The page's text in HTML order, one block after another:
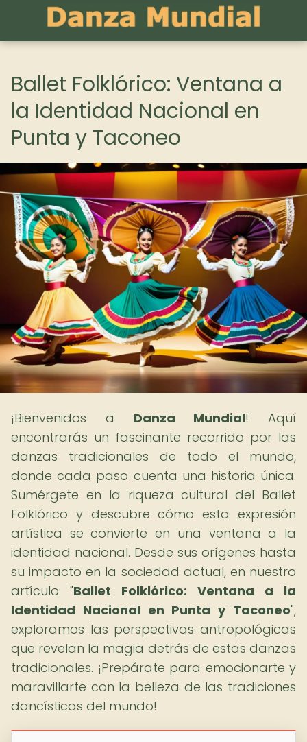
Ballet Folklórico: Ventana a
la Identidad Nacional en
Punta y Taconeo
¡Bienvenidos a Danza Mundial! Aquí
encontrarás un fascinante recorrido por las
danzas tradicionales de todo el mundo,
donde cada paso cuenta una historia única.
Sumérgete en la riqueza cultural del Ballet
Folklórico y descubre cómo esta expresión
artística se convierte en una ventana a la
identidad nacional. Desde sus orígenes hasta
su impacto en la sociedad actual, en nuestro
artículo "Ballet Folklórico: Ventana a la
Identidad Nacional en Punta y Taconeo",
exploramos las perspectivas antropológicas
que revelan la magia detrás de estas danzas
tradicionales. ¡Prepárate para emocionarte y
maravillarte con la belleza de las tradiciones
dancísticas del mundo!